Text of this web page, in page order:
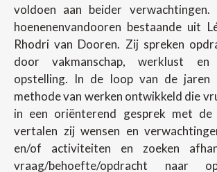
voldoen aan beider
hoenenenvandooren bestaande uit
Rhodri van Dooren. Zij spreken
door vakmanschap, werklust
opstelling. In de loop van de jaren
methode van werken ontwikkeld die
in een oriënterend gesprek met de
vertalen zij wensen en
en/of activiteiten en zoeken
vraag/behoefte/opdracht naar